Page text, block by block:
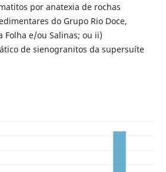
por anatexia de rochas
do Grupo Rio Doce,
Folha e/ou Salinas; ou ii)
de sienogranitos da supersuíte